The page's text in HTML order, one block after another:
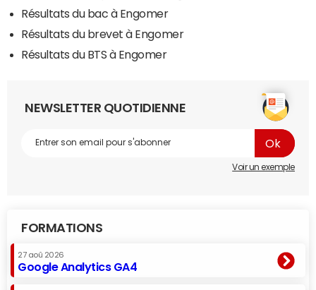
Résultats du bac à Engomer
Résultats du brevet à Engomer
Résultats du BTS à Engomer
NEWSLETTER QUOTIDIENNE
Voir un exemple
FORMATIONS
27 aoû 2026
Google Analytics GA4